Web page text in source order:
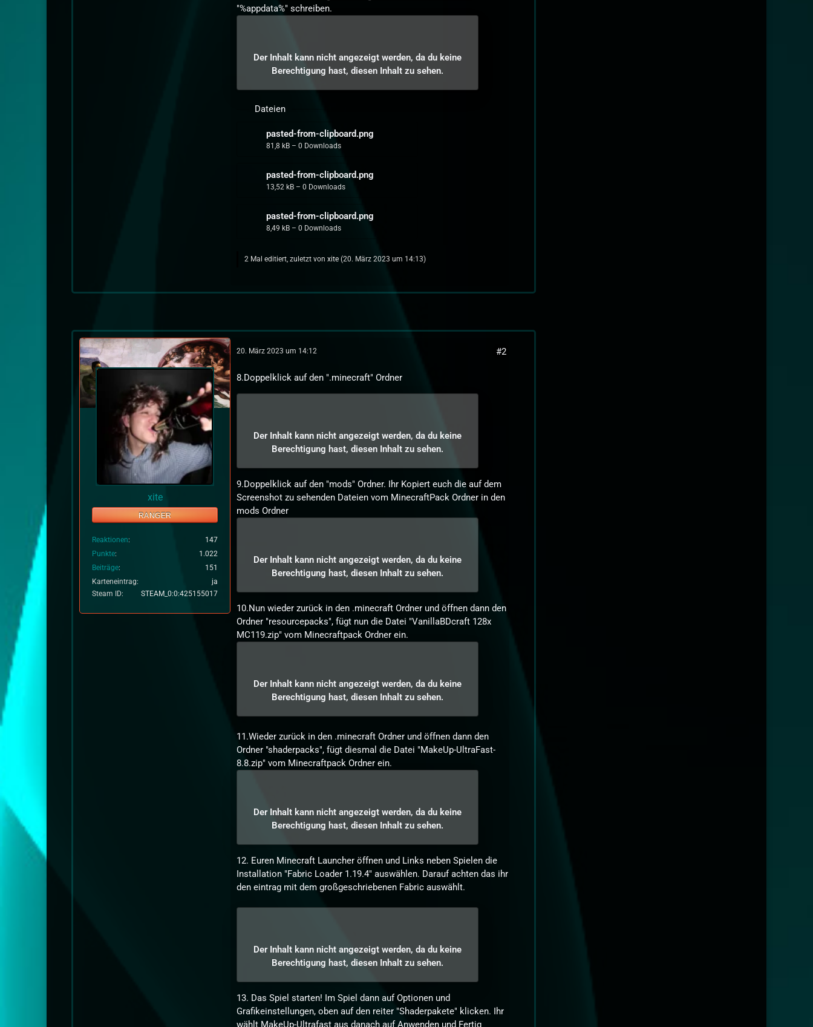
"%appdata%" schreiben.
Der Inhalt kann nicht angezeigt werden, da du keine
Berechtigung hast, diesen Inhalt zu sehen.
Dateien
pasted-from-clipboard.png
81,8 kB – 0 Downloads
pasted-from-clipboard.png
13,52 kB – 0 Downloads
pasted-from-clipboard.png
8,49 kB – 0 Downloads
2 Mal editiert, zuletzt vonxite (20. März 2023 um 14:13)
xite
RANGER
Reaktionen
147
Punkte
1.022
Beiträge
151
Karteneintrag
ja
Steam ID
STEAM_0:0:425155017
20. März 2023 um 14:12 #2
8.Doppelklick auf den ".minecraft" Ordner
Der Inhalt kann nicht angezeigt werden, da du keine
Berechtigung hast, diesen Inhalt zu sehen.
9.Doppelklick auf den "mods" Ordner. Ihr Kopiert euch die auf dem
Screenshot zu sehenden Dateien vom MinecraftPack Ordner in den
mods Ordner
Der Inhalt kann nicht angezeigt werden, da du keine
Berechtigung hast, diesen Inhalt zu sehen.
10.Nun wieder zurück in den .minecraft Ordner und öffnen dann den
Ordner "resourcepacks", fügt nun die Datei "VanillaBDcraft 128x
MC119.zip" vom Minecraftpack Ordner ein.
Der Inhalt kann nicht angezeigt werden, da du keine
Berechtigung hast, diesen Inhalt zu sehen.
11.Wieder zurück in den .minecraft Ordner und öffnen dann den
Ordner "shaderpacks", fügt diesmal die Datei "MakeUp-UltraFast-
8.8.zip" vom Minecraftpack Ordner ein.
Der Inhalt kann nicht angezeigt werden, da du keine
Berechtigung hast, diesen Inhalt zu sehen.
12. Euren Minecraft Launcher öffnen und Links neben Spielen die
Installation "Fabric Loader 1.19.4" auswählen. Darauf achten das ihr
den eintrag mit dem großgeschriebenen Fabric auswählt.
Der Inhalt kann nicht angezeigt werden, da du keine
Berechtigung hast, diesen Inhalt zu sehen.
13. Das Spiel starten! Im Spiel dann auf Optionen und
Grafikeinstellungen, oben auf den reiter "Shaderpakete" klicken. Ihr
wählt MakeUp-Ultrafast aus danach auf Anwenden und Fertig